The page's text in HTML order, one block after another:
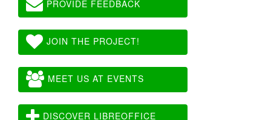
PROVIDE FEEDBACK
JOIN THE PROJECT!
MEET US AT EVENTS
DISCOVER LIBREOFFICE